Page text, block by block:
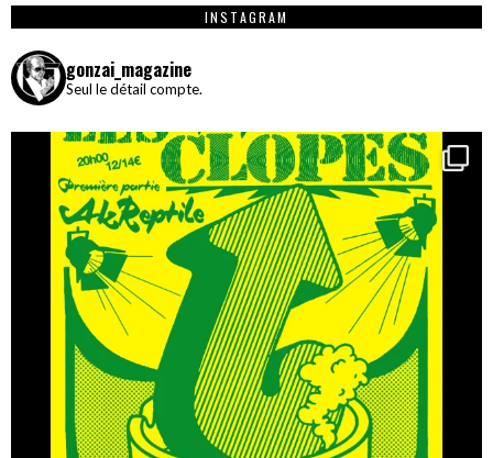
INSTAGRAM
gonzai_magazine
Seul le détail compte.